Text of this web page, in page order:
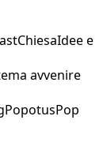
ChiesaIdee e
avvenire
PopotusPop